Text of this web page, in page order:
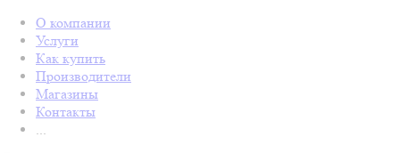
О компании
Услуги
Как купить
Производители
Магазины
Контакты
...